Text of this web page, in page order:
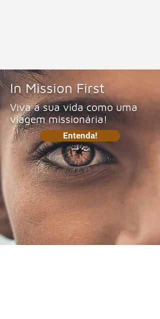
In Mission First
Viva a sua vida como uma
viagem missionária!
Entenda!